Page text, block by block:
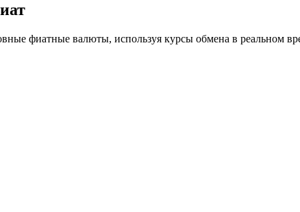
фиатные валюты, используя курсы обмена в реальном